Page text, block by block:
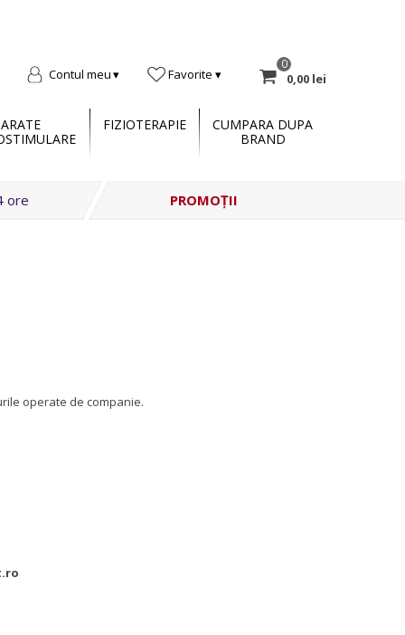
Contul meu Favorite
0
0,00 lei
FIZIOTERAPIE
CUMPARA DUPA
BRAND
ore PROMOȚII
operate de companie.